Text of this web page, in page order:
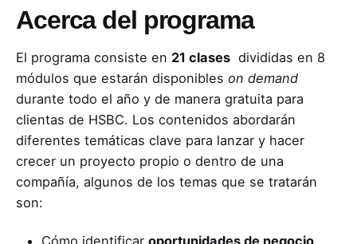
Acerca del programa
El programa consiste en 21 clases divididas en 8
módulos que estarán disponibles on demand
durante todo el año y de manera gratuita para
clientas de HSBC. Los contenidos abordarán
diferentes temáticas clave para lanzar y hacer
crecer un proyecto propio o dentro de una
compañía, algunos de los temas que se tratarán
son: